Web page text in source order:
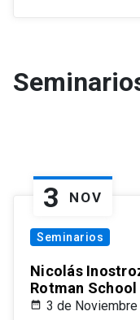
3 NOV
Seminarios
Nicolás
Rotman
3 de